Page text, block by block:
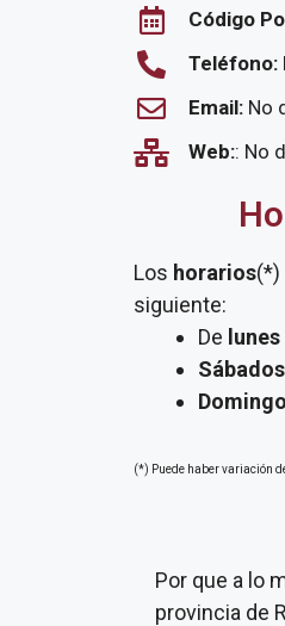
Código
Teléfono:
Email: No
Web:: No
Los horarios(*)
siguiente:
De
Sábados
(*) Puede haber variación
Por que a lo
provincia de